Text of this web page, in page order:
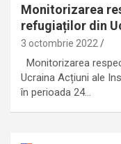
Monitorizarea
refugiaților din
3 octombrie 2022
Monitorizarea
Ucraina Acțiuni ale
în perioada 24…